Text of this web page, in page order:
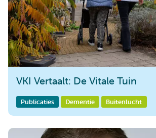
VKI Vertaalt: De Vitale Tuin
Publicaties Dementie Buitenlucht